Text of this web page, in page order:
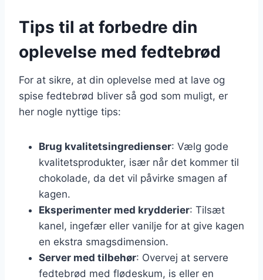
Tips til at forbedre din
oplevelse med fedtebrød
For at sikre, at din oplevelse med at lave og
spise fedtebrød bliver så god som muligt, er
her nogle nyttige tips:
Brug kvalitetsingredienser: Vælg gode
kvalitetsprodukter, især når det kommer til
chokolade, da det vil påvirke smagen af
kagen.
Eksperimenter med krydderier: Tilsæt
kanel, ingefær eller vanilje for at give kagen
en ekstra smagsdimension.
Server med tilbehør: Overvej at servere
fedtebrød med flødeskum, is eller en